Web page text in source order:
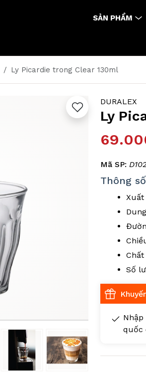
SẢN PHẨM
Ly Picardie trong Clear 130ml
DURALEX
Ly
Mã SP:
Thông
Xuất
Số
Nhập
quốc